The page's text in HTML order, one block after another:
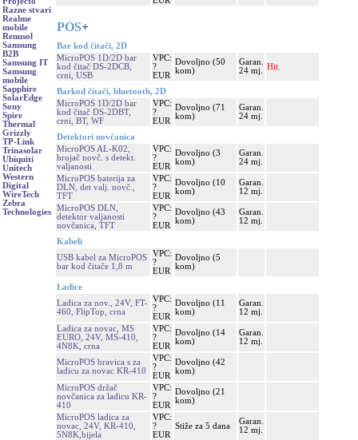
Razne stvari
Realme
mobile
Renusol
Samsung
B2B
Samsung IT
Samsung
mobile
Sapphire
SolarEdge
Sony
Spire
Thermal
Grizzly
TP-Link
Trinasolar
Ubiquiti
Unitech
Western
Digital
WireTech
Zebra
Technologies
POS+
Bar kod čitači, 2D
MicroPOS 1D/2D bar
kod čitač DS-2DCB,
crni, USB
VPC:
?
EUR
Dovoljno (50
kom)
Garan.
24 mj.
Hit.
Barkod čitači, bluetooth, 2D
MicroPOS 1D/2D bar
kod čitač DS-2DBT,
crni, BT, WF
VPC:
?
EUR
Dovoljno (71
kom)
Garan.
24 mj.
Detektori novčanica
MicroPOS AL-K02,
brojač novč. s detekt.
valjanosti
VPC:
?
EUR
Dovoljno (3
kom)
Garan.
24 mj.
MicroPOS baterija za
DLN, det valj. novč.,
TFT
VPC:
?
EUR
Dovoljno (10
kom)
Garan.
12 mj.
MicroPOS DLN,
detektor valjanosti
novčanica, TFT
VPC:
?
EUR
Dovoljno (43
kom)
Garan.
12 mj.
Kabeli
USB kabel za MicroPOS
bar kod čitače 1,8 m
VPC:
?
EUR
Dovoljno (5
kom)
Ladice
Ladica za nov., 24V, FT-
460, FlipTop, crna
VPC:
?
EUR
Dovoljno (11
kom)
Garan.
12 mj.
Ladica za novac, MS
EURO, 24V, MS-410,
4N8K, crna
VPC:
?
EUR
Dovoljno (14
kom)
Garan.
12 mj.
MicroPOS bravica s za
ladicu za novac KR-410
VPC:
?
EUR
Dovoljno (42
kom)
MicroPOS držač
novčanica za ladicu KR-
410
VPC:
?
EUR
Dovoljno (21
kom)
MicroPOS ladica za
novac, 24V, KR-410,
5N8K,bijela
VPC:
?
EUR
Stiže za 5 dana
Garan.
12 mj.